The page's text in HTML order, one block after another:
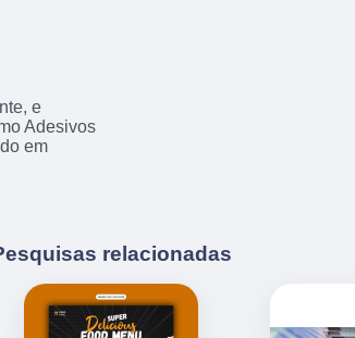
e
Adesivos
em
relacionadas